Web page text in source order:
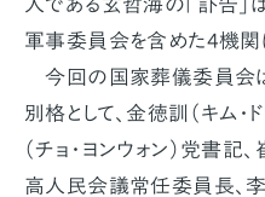
人である玄哲海の「訃告
軍事委員会を含めた4機関
今回の国家葬儀委員会
別格として、金徳訓（キム・
（チョ・ヨンウォン）党書記
高人民会議常任委員長、李